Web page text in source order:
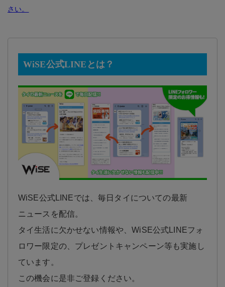
さい。
WiSE公式LINEとは？
WiSE公式LINEでは、毎日タイについての最新
ニュースを配信。
タイ生活に欠かせない情報や、WiSE公式LINEフォ
ロワー限定の、プレゼントキャンペーン等も実施し
ています。
この機会に是非ご登録ください。